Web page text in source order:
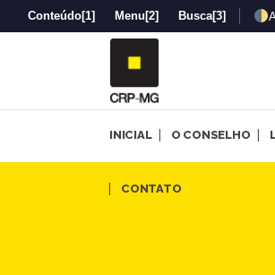
Conteúdo[1] Menu [2] Busca[3]
INICIAL O CONSELHO
CONTATO
Desafios